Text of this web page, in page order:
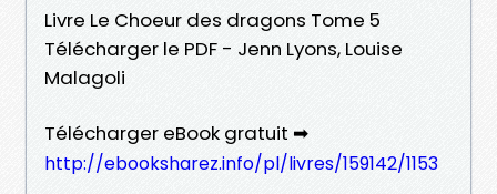
Livre Le Choeur des dragons Tome 5
Télécharger le PDF - Jenn Lyons, Louise
Malagoli
Télécharger eBook gratuit ➡
http://ebooksharez.info/pl/livres/159142/1153